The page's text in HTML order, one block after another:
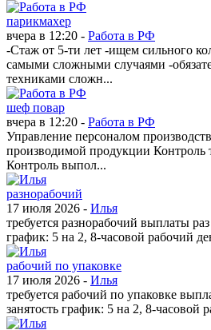
парикмахер
вчера в 12:20 - Работа в РФ
-Стаж от 5-ти лет -ищем сильного
самыми сложными случаями -
техниками сложн...
шеф повар
вчера в 12:20 - Работа в РФ
Управление персоналом
производимой продукции Контроль
Контроль выпол...
разнорабочий
17 июля 2026 - Илья
требуется разнорабочий выплаты
график: 5 на 2, 8-часовой рабочий
рабочий по упаковке
17 июля 2026 - Илья
требуется рабочий по упаковке
занятость график: 5 на 2, 8-часовой